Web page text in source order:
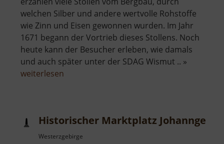
welchen Silber und andere wertvolle Rohstoffe
wie Zinn und Eisen gewonnen wurden. Im Jahr
1671 begann der Vortrieb dieses Stollens. Noch
heute kann der Besucher erleben, wie damals
und auch später unter der SDAG Wismut .. »
weiterlesen
Glöckl
Historischer Marktplatz
Westerzgebirge